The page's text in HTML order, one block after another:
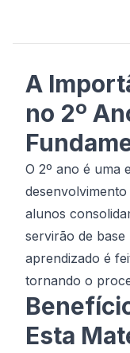
A
no 2º
O 2º ano é uma
alunos
servirão de base
aprendizado é
tornando o
Esta